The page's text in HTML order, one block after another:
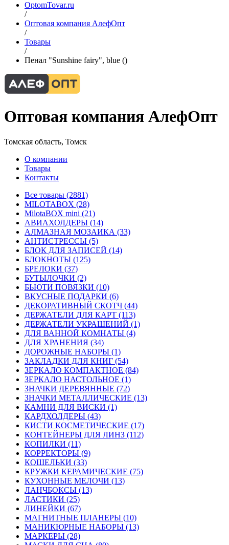
OptomTovar.ru
/
Оптовая компания АлефОпт
/
Товары
/
Пенал "Sunshine fairy", blue ()
Оптовая компания АлефОпт
Томская область, Томск
О компании
Товары
Контакты
Все товары (2881)
MILOTABOX (28)
MilotaBOX mini (21)
АВИАХОЛДЕРЫ (14)
АЛМАЗНАЯ МОЗАИКА (33)
АНТИСТРЕССЫ (5)
БЛОК ДЛЯ ЗАПИСЕЙ (14)
БЛОКНОТЫ (125)
БРЕЛОКИ (37)
БУТЫЛОЧКИ (2)
БЬЮТИ ПОВЯЗКИ (10)
ВКУСНЫЕ ПОДАРКИ (6)
ДЕКОРАТИВНЫЙ СКОТЧ (44)
ДЕРЖАТЕЛИ ДЛЯ КАРТ (113)
ДЕРЖАТЕЛИ УКРАШЕНИЙ (1)
ДЛЯ ВАННОЙ КОМНАТЫ (4)
ДЛЯ ХРАНЕНИЯ (34)
ДОРОЖНЫЕ НАБОРЫ (1)
ЗАКЛАДКИ ДЛЯ КНИГ (54)
ЗЕРКАЛО КОМПАКТНОЕ (84)
ЗЕРКАЛО НАСТОЛЬНОЕ (1)
ЗНАЧКИ ДЕРЕВЯННЫЕ (72)
ЗНАЧКИ МЕТАЛЛИЧЕСКИЕ (13)
КАМНИ ДЛЯ ВИСКИ (1)
КАРДХОЛДЕРЫ (43)
КИСТИ КОСМЕТИЧЕСКИЕ (17)
КОНТЕЙНЕРЫ ДЛЯ ЛИНЗ (112)
КОПИЛКИ (11)
КОРРЕКТОРЫ (9)
КОШЕЛЬКИ (33)
КРУЖКИ КЕРАМИЧЕСКИЕ (75)
КУХОННЫЕ МЕЛОЧИ (13)
ЛАНЧБОКСЫ (13)
ЛАСТИКИ (25)
ЛИНЕЙКИ (67)
МАГНИТНЫЕ ПЛАНЕРЫ (10)
МАНИКЮРНЫЕ НАБОРЫ (13)
МАРКЕРЫ (28)